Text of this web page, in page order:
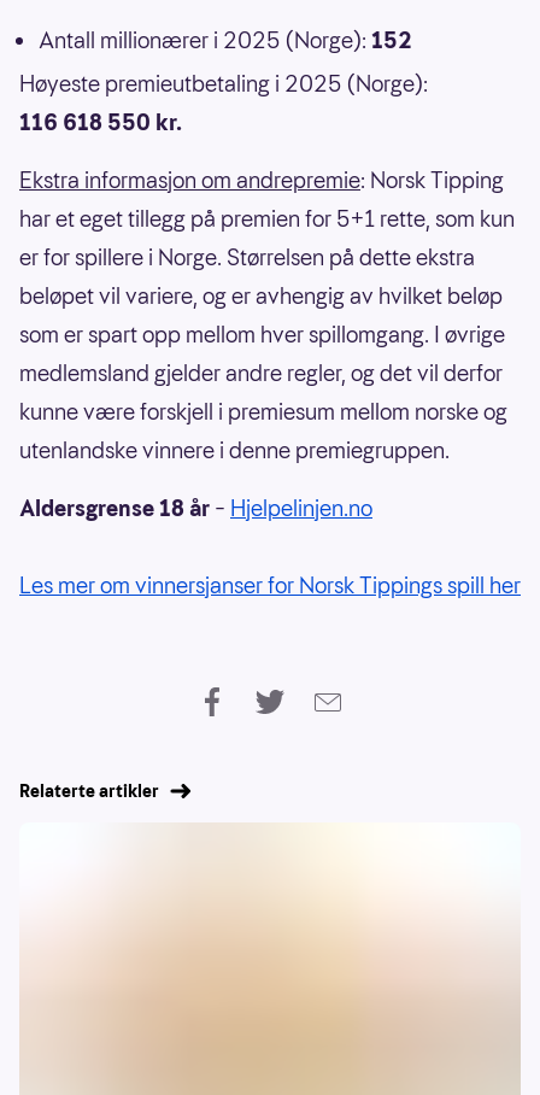
Antall millionærer i 2025 (Norge): 152
Høyeste premieutbetaling i 2025 (Norge):
116 618 550 kr.
Ekstra informasjon om andrepremie: Norsk Tipping
har et eget tillegg på premien for 5+1 rette, som kun
er for spillere i Norge. Størrelsen på dette ekstra
beløpet vil variere, og er avhengig av hvilket beløp
som er spart opp mellom hver spillomgang. I øvrige
medlemsland gjelder andre regler, og det vil derfor
kunne være forskjell i premiesum mellom norske og
utenlandske vinnere i denne premiegruppen.
Aldersgrense 18 år – Hjelpelinjen.no
Les mer om vinnersjanser for Norsk Tippings spill her
Relaterte artikler